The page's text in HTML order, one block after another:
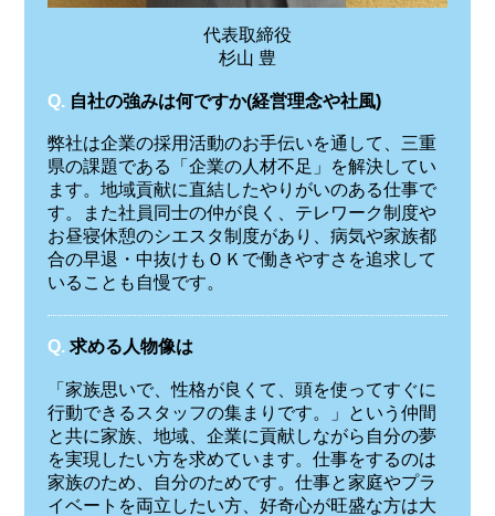
代表取締役
杉山 豊
Q. 自社の強みは何ですか(経営理念や社風)
弊社は企業の採用活動のお手伝いを通して、三重
県の課題である「企業の人材不足」を解決してい
ます。地域貢献に直結したやりがいのある仕事で
す。また社員同士の仲が良く、テレワーク制度や
お昼寝休憩のシエスタ制度があり、病気や家族都
合の早退・中抜けもＯＫで働きやすさを追求して
いることも自慢です。
Q. 求める人物像は
「家族思いで、性格が良くて、頭を使ってすぐに
行動できるスタッフの集まりです。」という仲間
と共に家族、地域、企業に貢献しながら自分の夢
を実現したい方を求めています。仕事をするのは
家族のため、自分のためです。仕事と家庭やプラ
イベートを両立したい方、好奇心が旺盛な方は大